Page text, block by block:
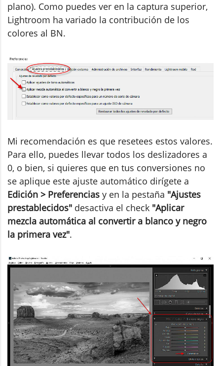
plano). Como puedes ver en la captura superior,
Lightroom ha variado la contribución de los
colores al BN.
Mi recomendación es que resetees estos valores.
Para ello, puedes llevar todos los deslizadores a
0, o bien, si quieres que en tus conversiones no
se aplique este ajuste automático dirígete a
Edición > Preferencias y en la pestaña "Ajustes
prestablecidos" desactiva el check "Aplicar
mezcla automática al convertir a blanco y negro
la primera vez".